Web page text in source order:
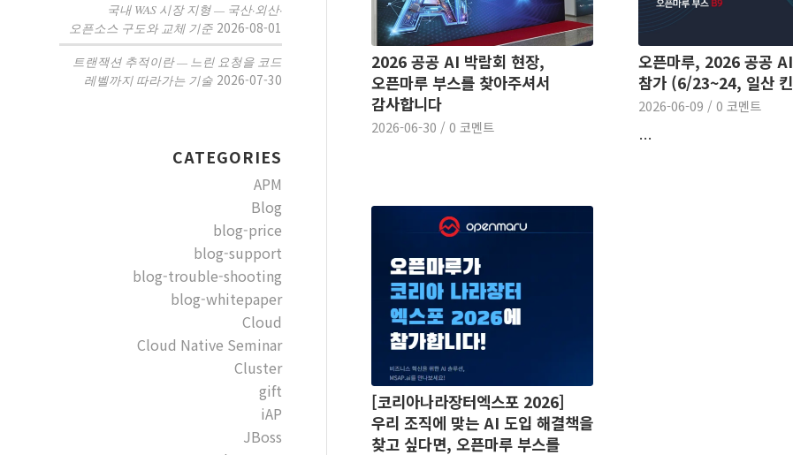
2026 공공 AI 박람회 현장,
오픈마루 부스를 찾아주셔서
감사합니다
2026-06-30 / 0 코멘트
오픈마루, 2026 공공
참가 (6/23~24, 일산
2026-06-09 / 0 코멘트
…
[코리아나라장터엑스포 2026]
우리 조직에 맞는 AI 도입 해결책을
찾고 싶다면, 오픈마루 부스를
국내 WAS 시장 지형 — 국산·외산·
오픈소스 구도와 교체 기준 2026-08-01
트랜잭션 추적이란 — 느린 요청을 코드
레벨까지 따라가는 기술 2026-07-30
CATEGORIES
APM
Blog
blog-price
blog-support
blog-trouble-shooting
blog-whitepaper
Cloud
Cloud Native Seminar
Cluster
gift
iAP
JBoss